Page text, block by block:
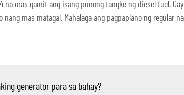
na oras gamit ang isang punong tangke ng diesel fuel.
mas matagal. Mahalaga ang pagpaplano ng regular
generator para sa bahay?